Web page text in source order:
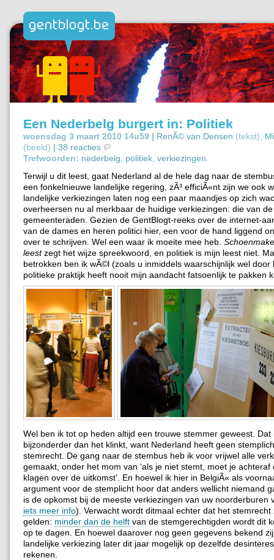
Een Nederbelg burgert in: Politiek
woensdag 3 maart 2010 14u59 | RenÃ© van Densen (tekst),
(beeld) | 38 reacties
Trefwoorden: nederbelg politiek verkiezingen
Terwijl u dit leest, gaat Nederland al de hele dag naar de
een fonkelnieuwe landelijke regering, zÃ³ efficiÃ«nt zijn we ook
landelijke verkiezingen laten nog een paar maandjes op zich
overheersen nu al merkbaar de huidige verkiezingen: die van de
gemeenteraden. Gezien de GentBlogt-reeks over de internet-
van de dames en heren politici hier, een voor de hand liggend
over te schrijven. Wel een waar ik moeite mee heb.
leestzegt het wijze spreekwoord, en politiek is mijn leest niet.
betrokken ben ik wÃ©l (zoals u inmiddels waarschijnlijk wel door
politieke praktijk heeft nooit mijn aandacht fatsoenlijk te pakken
Wel ben ik tot op heden altijd een trouwe stemmer geweest. Dat
bijzonderder dan het klinkt, want Nederland heeft geen
stemrecht. De gang naar de stembus heb ik voor vrijwel alle
gemaakt, onder het mom van ‘als je niet stemt, moet je achteraf
klagen over de uitkomst’. En hoewel ik hier in BelgiÃ« als
argument voor de stemplicht hoor dat anders wellicht niemand
is de opkomst bij de meeste verkiezingen van uw noorderburen
iets meer info). Verwacht wordt ditmaal echter dat het stemrecht
gelden: minder dan de helft van de stemgerechtigden wordt dit
op te dagen. En hoewel daarover nog geen gegevens bekend
landelijke verkiezing later dit jaar mogelijk op dezelfde
rekenen.